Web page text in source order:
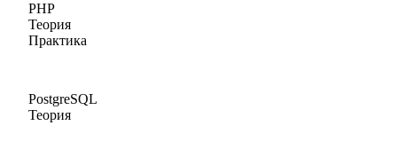
PHP
Теория
Практика
PostgreSQL
Теория